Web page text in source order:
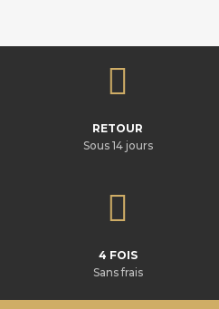
RETOUR
Sous 14 jours
4 FOIS
Sans frais